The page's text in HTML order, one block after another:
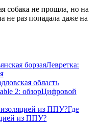
собака не прошла, но на
раз попадала даже на
Левретка:
область
Цифровой
Где
из ППУ?